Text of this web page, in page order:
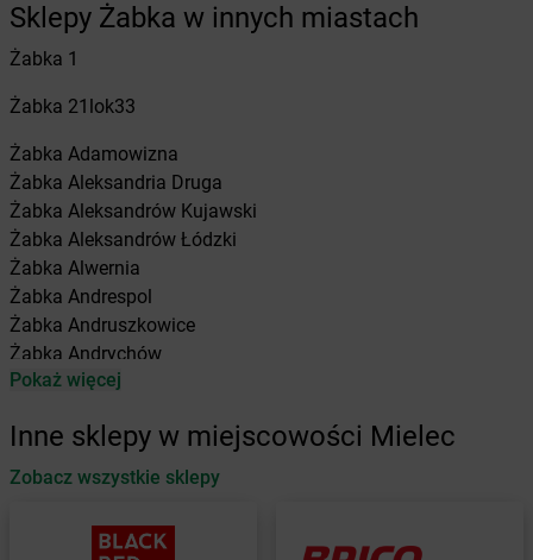
Sklepy Żabka w innych miastach
Żabka 1
Żabka 21lok33
Żabka Adamowizna
Żabka Aleksandria Druga
Żabka Aleksandrów Kujawski
Żabka Aleksandrów Łódzki
Żabka Alwernia
Żabka Andrespol
Żabka Andruszkowice
Żabka Andrychów
Żabka Antonie
Żabka Automat
Żabka Babica
Babimost
Pokaż więcej
Inne sklepy w miejscowości Mielec
Zobacz wszystkie sklepy